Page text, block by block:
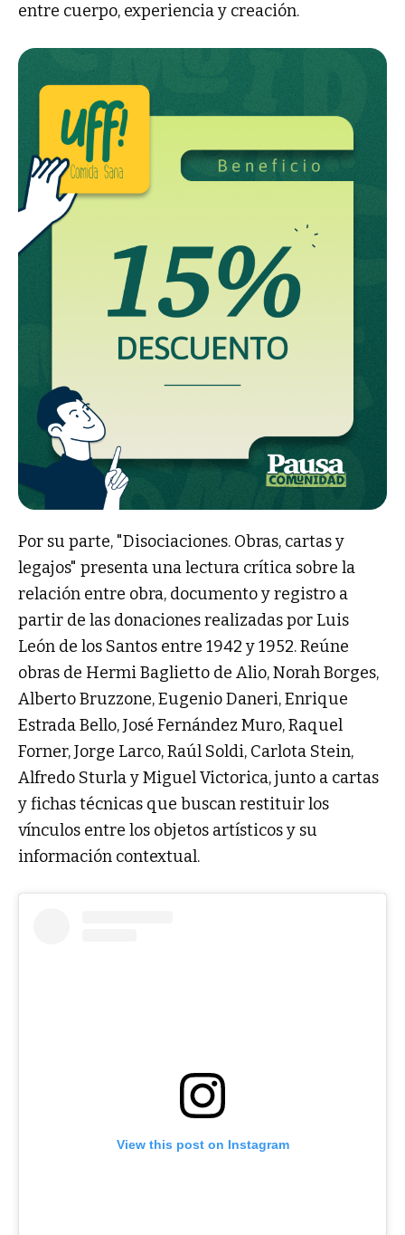
entre cuerpo, experiencia y creación.
Por su parte, "Disociaciones. Obras, cartas y
legajos" presenta una lectura crítica sobre la
relación entre obra, documento y registro a
partir de las donaciones realizadas por Luis
León de los Santos entre 1942 y 1952. Reúne
obras de Hermi Baglietto de Alio, Norah Borges,
Alberto Bruzzone, Eugenio Daneri, Enrique
Estrada Bello, José Fernández Muro, Raquel
Forner, Jorge Larco, Raúl Soldi, Carlota Stein,
Alfredo Sturla y Miguel Victorica, junto a cartas
y fichas técnicas que buscan restituir los
vínculos entre los objetos artísticos y su
información contextual.
View this post on Instagram